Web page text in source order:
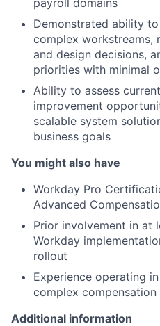
Demonstrated ability
complex workstreams,
and design decisions,
priorities with minimal
Ability to assess
improvement
scalable system
business goals
You might also have
Workday Pro
Advanced
Prior involvement in at
Workday
rollout
Experience operating
complex
Additional information